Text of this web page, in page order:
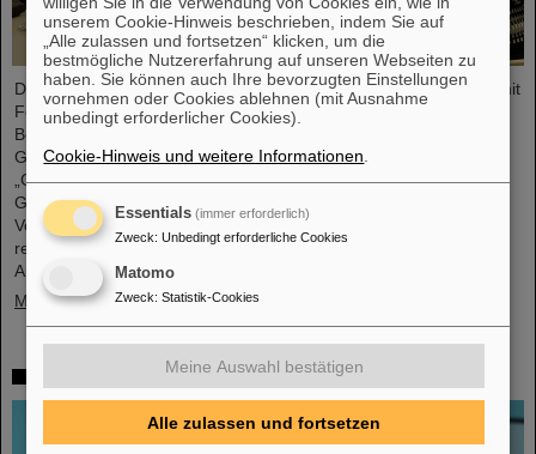
Die HEPTrepreneurs Training School, ein dreitägiger Workshop mit
Fokus auf der Förderung unternehmerischer Fähigkeiten im
Bereich der Hochenergiephysik fand vor Kurzem auf dem
GSI/FAIR-Campus statt. Das übergreifende Thema lautete:
„Grundlagen des Unternehmertums – wie die Wissenschaft die
Gesellschaft erreichen kann“. Der Workshop, bestehend aus
Vorträgen und interaktiven Workshop-Formaten, wurde von zwei
renommierten Expert*innen geleitet: Ian Tracey, CEO von
Anchored In, und Viola Hay,…
Mehr »
Trauer um Gottfried Münzenberg
unserem Cookie-Hinweis beschrieben, indem Sie auf
„Alle zulassen und fortsetzen“ klicken, um die
bestmögliche Nutzererfahrung auf unseren Webseiten zu
haben. Sie können auch Ihre bevorzugten Einstellungen
vornehmen oder Cookies ablehnen (mit Ausnahme
unbedingt erforderlicher Cookies).
Cookie-Hinweis und weitere Informationen
Essentials (immer erforderlich)
Zweck: Unbedingt erforderliche Cookies
Matomo
Zweck: Statistik-Cookies
Meine Auswahl bestätigen
Alle zulassen und fortsetzen